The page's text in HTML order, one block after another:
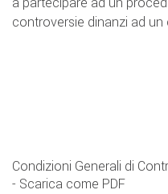
controversie dinanzi ad un
Condizioni Generali di
- Scarica come PDF